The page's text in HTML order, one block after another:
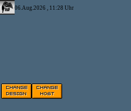
06.Aug.2026 , 11:28 Uhr